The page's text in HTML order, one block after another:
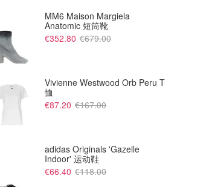
MM6 Maison Margiela
Anatomic 短筒靴
€352.80 €679.00
Vivienne Westwood Orb Peru T
恤
€87.20 €167.00
adidas Originals 'Gazelle
Indoor' 运动鞋
€66.40 €118.00